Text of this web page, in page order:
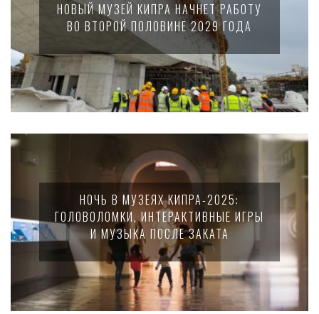
НОВЫЙ МУЗЕЙ КИПРА НАЧНЕТ РАБОТУ
ВО ВТОРОЙ ПОЛОВИНЕ 2029 ГОДА
НОЧЬ В МУЗЕЯХ КИПРА-2025:
ГОЛОВОЛОМКИ, ИНТЕРАКТИВНЫЕ ИГРЫ
И МУЗЫКА ПОСЛЕ ЗАКАТА